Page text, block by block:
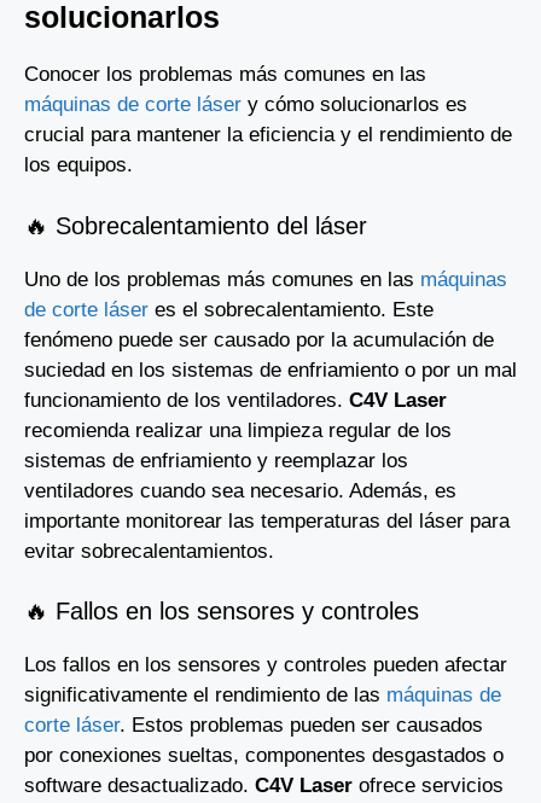
solucionarlos
Conocer los problemas más comunes en las
máquinas de corte láser y cómo solucionarlos es
crucial para mantener la eficiencia y el rendimiento de
los equipos.
🔥 Sobrecalentamiento del láser
Uno de los problemas más comunes en las máquinas
de corte láser es el sobrecalentamiento. Este
fenómeno puede ser causado por la acumulación de
suciedad en los sistemas de enfriamiento o por un mal
funcionamiento de los ventiladores. C4V Laser
recomienda realizar una limpieza regular de los
sistemas de enfriamiento y reemplazar los
ventiladores cuando sea necesario. Además, es
importante monitorear las temperaturas del láser para
evitar sobrecalentamientos.
🔥 Fallos en los sensores y controles
Los fallos en los sensores y controles pueden afectar
significativamente el rendimiento de las máquinas de
corte láser. Estos problemas pueden ser causados
por conexiones sueltas, componentes desgastados o
software desactualizado. C4V Laser ofrece servicios